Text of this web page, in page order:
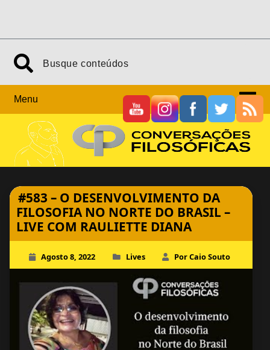
Search
Menu
#583 – O DESENVOLVIMENTO DA
FILOSOFIA NO NORTE DO BRASIL –
LIVE COM RAULIETTE DIANA
Agosto 8, 2022 Lives Por Caio Souto